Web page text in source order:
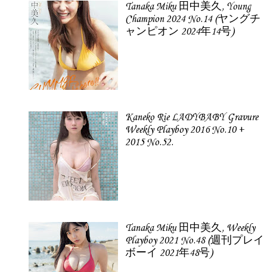
Tanaka Miku 田中美久, Young
Champion 2024 No.14 (ヤングチ
ャンピオン 2024年14号)
Kaneko Rie LADYBABY Gravure
Weekly Playboy 2016 No.10 +
2015 No.52.
Tanaka Miku 田中美久, Weekly
Playboy 2021 No.48 (週刊プレイ
ボーイ 2021年48号)